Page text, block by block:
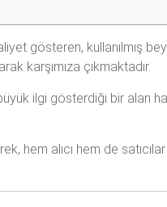
gösteren, kullanılmış
karşımıza çıkmaktadır.
ilgi gösterdiği bir alan
hem alıcı hem de